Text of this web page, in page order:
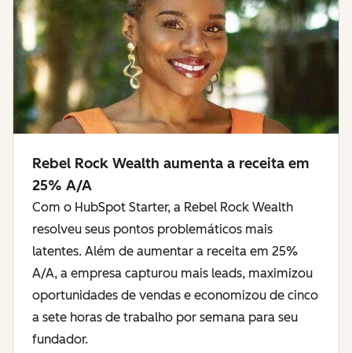
Rebel Rock Wealth aumenta a receita em
25% A/A
Com o HubSpot Starter, a Rebel Rock Wealth
resolveu seus pontos problemáticos mais
latentes. Além de aumentar a receita em 25%
A/A, a empresa capturou mais leads, maximizou
oportunidades de vendas e economizou de cinco
a sete horas de trabalho por semana para seu
fundador.